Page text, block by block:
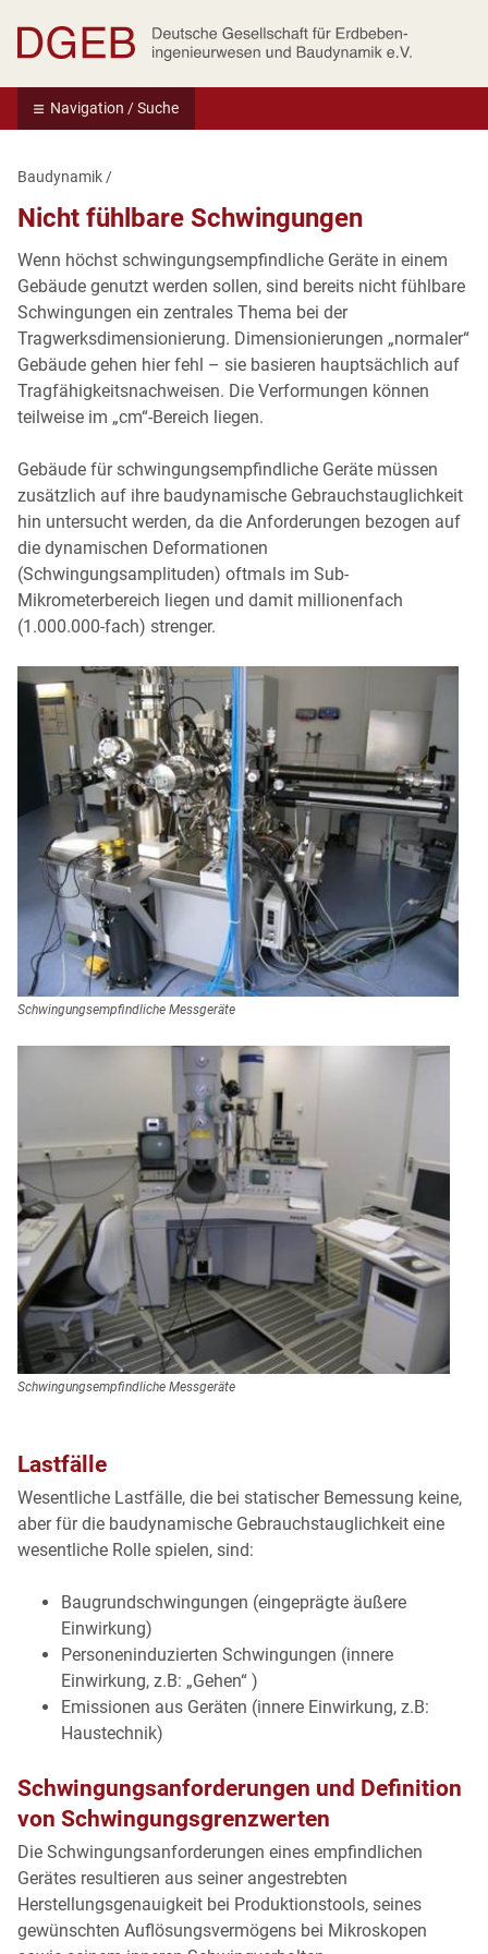
Navigation / Suche
Baudynamik /
Nicht fühlbare Schwingungen
Wenn höchst schwingungsempfindliche Geräte in einem
Gebäude genutzt werden sollen, sind bereits nicht fühlbare
Schwingungen ein zentrales Thema bei der
Tragwerksdimensionierung. Dimensionierungen „normaler“
Gebäude gehen hier fehl – sie basieren hauptsächlich auf
Tragfähigkeitsnachweisen. Die Verformungen können
teilweise im „cm“-Bereich liegen.
Gebäude für schwingungsempfindliche Geräte müssen
zusätzlich auf ihre baudynamische Gebrauchstauglichkeit
hin untersucht werden, da die Anforderungen bezogen auf
die dynamischen Deformationen
(Schwingungsamplituden) oftmals im Sub-
Mikrometerbereich liegen und damit millionenfach
(1.000.000-fach) strenger.
Schwingungsempfindliche Messgeräte
Schwingungsempfindliche Messgeräte
Lastfälle
Wesentliche Lastfälle, die bei statischer Bemessung keine,
aber für die baudynamische Gebrauchstauglichkeit eine
wesentliche Rolle spielen, sind:
Baugrundschwingungen (eingeprägte äußere
Einwirkung)
Personeninduzierten Schwingungen (innere
Einwirkung, z.B: „Gehen“ )
Emissionen aus Geräten (innere Einwirkung, z.B:
Haustechnik)
Schwingungsanforderungen und Definition
von Schwingungsgrenzwerten
Die Schwingungsanforderungen eines empfindlichen
Gerätes resultieren aus seiner angestrebten
Herstellungsgenauigkeit bei Produktionstools, seines
gewünschten Auflösungsvermögens bei Mikroskopen